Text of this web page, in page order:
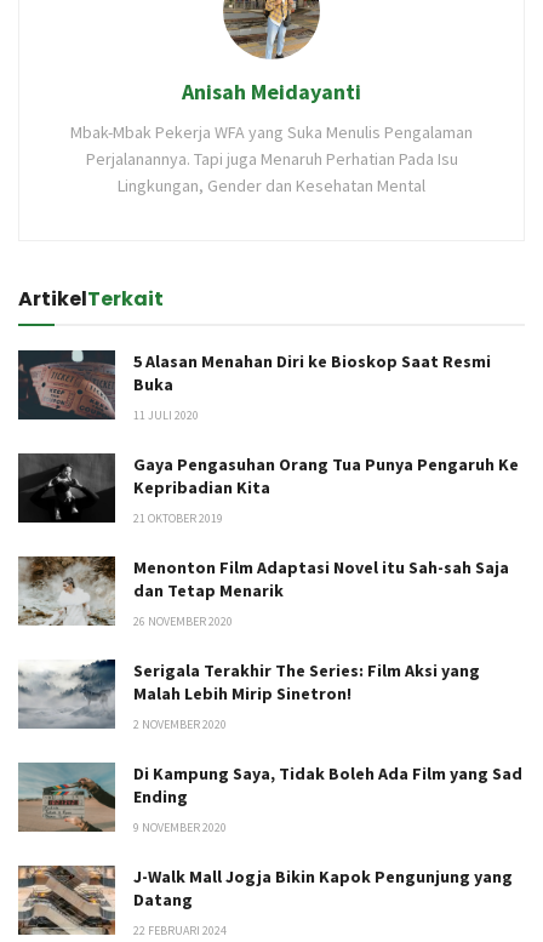
Anisah Meidayanti
Mbak-Mbak Pekerja WFA yang Suka Menulis Pengalaman
Perjalanannya. Tapi juga Menaruh Perhatian Pada Isu
Lingkungan, Gender dan Kesehatan Mental
ArtikelTerkait
5 Alasan Menahan Diri ke Bioskop Saat Resmi
Buka
11 JULI 2020
Gaya Pengasuhan Orang Tua Punya Pengaruh Ke
Kepribadian Kita
21 OKTOBER 2019
Menonton Film Adaptasi Novel itu Sah-sah Saja
dan Tetap Menarik
26 NOVEMBER 2020
Serigala Terakhir The Series: Film Aksi yang
Malah Lebih Mirip Sinetron!
2 NOVEMBER 2020
Di Kampung Saya, Tidak Boleh Ada Film yang Sad
Ending
9 NOVEMBER 2020
J-Walk Mall Jogja Bikin Kapok Pengunjung yang
Datang
22 FEBRUARI 2024